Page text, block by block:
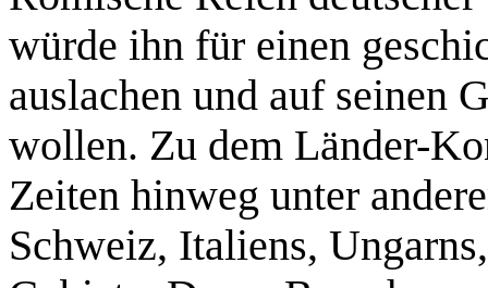
würde ihn für einen
auslachen und auf seinen
wollen. Zu dem Länder-
Zeiten hinweg unter
Schweiz, Italiens,